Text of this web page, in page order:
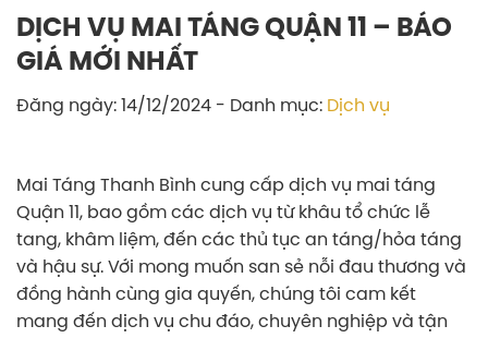
DỊCH VỤ MAI TÁNG QUẬN 11 – BÁO
GIÁ MỚI NHẤT
Đăng ngày: 14/12/2024 - Danh mục: Dịch vụ
Mai Táng Thanh Bình cung cấp dịch vụ mai táng
Quận 11, bao gồm các dịch vụ từ khâu tổ chức lễ
tang, khâm liệm, đến các thủ tục an táng/hỏa táng
và hậu sự. Với mong muốn san sẻ nỗi đau thương và
đồng hành cùng gia quyến, chúng tôi cam kết
mang đến dịch vụ chu đáo, chuyên nghiệp và tận